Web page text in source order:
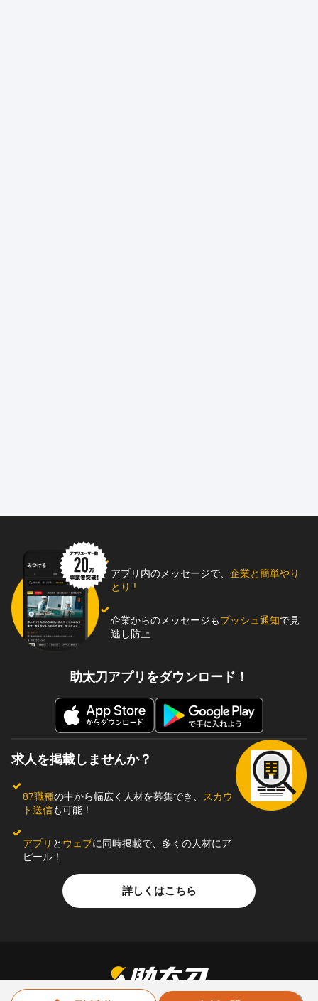
アプリ内のメッセージで、 企業と簡単やり
とり !
企業からのメッセージもプッシュ通知で見
逃し防止
助太刀アプリをダウンロード！
求人を掲載しませんか？
87職種の中から幅広く人材を募集でき、
スカウ
ト送信も可能！
アプリ と ウェブに同時掲載で、多くの人材にア
ピール！
詳しくはこちら